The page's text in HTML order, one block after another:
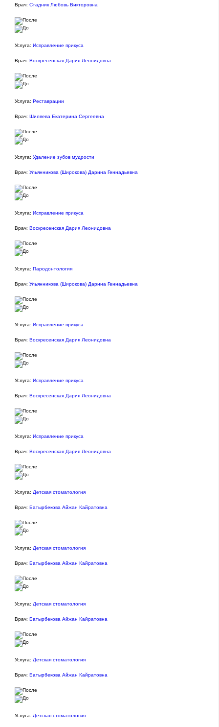
Врач: Стадник Любовь Викторовна
Услуга: Исправление прикуса
Врач: Воскресенская Дария Леонидовна
Услуга: Реставрации
Врач: Шиляева Екатерина Сергеевна
Услуга: Удаление зубов мудрости
Врач: Ульянникова (Широкова) Дарина Геннадьевна
Услуга: Исправление прикуса
Врач: Воскресенская Дария Леонидовна
Услуга: Пародонтология
Врач: Ульянникова (Широкова) Дарина Геннадьевна
Услуга: Исправление прикуса
Врач: Воскресенская Дария Леонидовна
Услуга: Исправление прикуса
Врач: Воскресенская Дария Леонидовна
Услуга: Исправление прикуса
Врач: Воскресенская Дария Леонидовна
Услуга: Детская стоматология
Врач: Батырбекова Айжан Кайратовна
Услуга: Детская стоматология
Врач: Батырбекова Айжан Кайратовна
Услуга: Детская стоматология
Врач: Батырбекова Айжан Кайратовна
Услуга: Детская стоматология
Врач: Батырбекова Айжан Кайратовна
Услуга: Детская стоматология